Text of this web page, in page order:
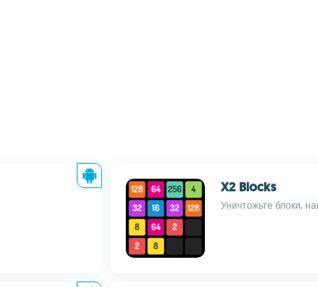
X2 Blocks
Уничтожьте блоки,